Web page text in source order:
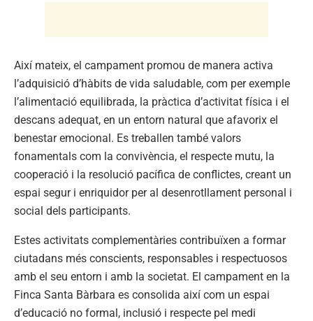
Així mateix, el campament promou de manera activa
l’adquisició d’hàbits de vida saludable, com per exemple
l’alimentació equilibrada, la pràctica d’activitat física i el
descans adequat, en un entorn natural que afavorix el
benestar emocional. Es treballen també valors
fonamentals com la convivència, el respecte mutu, la
cooperació i la resolució pacífica de conflictes, creant un
espai segur i enriquidor per al desenrotllament personal i
social dels participants.
Estes activitats complementàries contribuïxen a formar
ciutadans més conscients, responsables i respectuosos
amb el seu entorn i amb la societat. El campament en la
Finca Santa Bàrbara es consolida així com un espai
d’educació no formal, inclusió i respecte pel medi